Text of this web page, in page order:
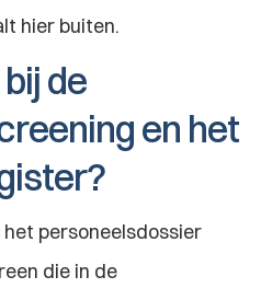
hier buiten.
de
en het
personeelsdossier
die in de